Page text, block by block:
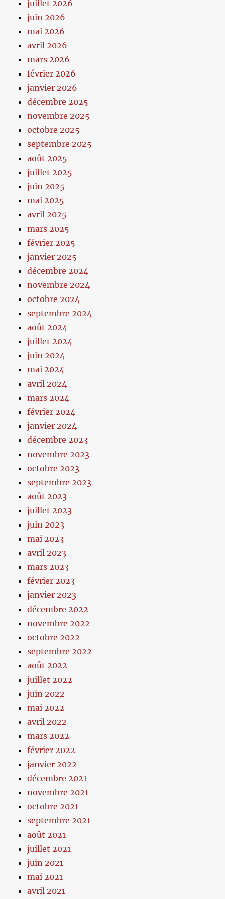
juillet 2026
juin 2026
mai 2026
avril 2026
mars 2026
février 2026
janvier 2026
décembre 2025
novembre 2025
octobre 2025
septembre 2025
août 2025
juillet 2025
juin 2025
mai 2025
avril 2025
mars 2025
février 2025
janvier 2025
décembre 2024
novembre 2024
octobre 2024
septembre 2024
août 2024
juillet 2024
juin 2024
mai 2024
avril 2024
mars 2024
février 2024
janvier 2024
décembre 2023
novembre 2023
octobre 2023
septembre 2023
août 2023
juillet 2023
juin 2023
mai 2023
avril 2023
mars 2023
février 2023
janvier 2023
décembre 2022
novembre 2022
octobre 2022
septembre 2022
août 2022
juillet 2022
juin 2022
mai 2022
avril 2022
mars 2022
février 2022
janvier 2022
décembre 2021
novembre 2021
octobre 2021
septembre 2021
août 2021
juillet 2021
juin 2021
mai 2021
avril 2021